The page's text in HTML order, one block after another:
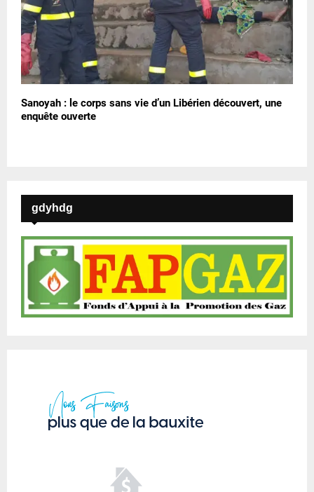
Sanoyah : le corps sans vie d’un Libérien découvert, une
enquête ouverte
gdyhdg